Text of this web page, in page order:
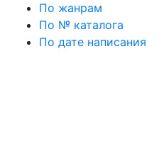
По жанрам
По № каталога
По дате написания